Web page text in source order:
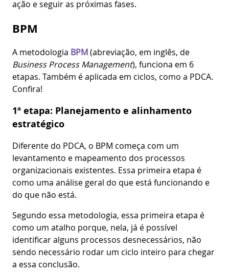
ação e seguir as próximas fases.
BPM
A metodologia BPM(abreviação, em inglês, de
Business Process Management), funciona em 6
etapas. Também é aplicada em ciclos, como a PDCA.
Confira!
1ª etapa: Planejamento e alinhamento
estratégico
Diferente do PDCA, o BPM começa com um
levantamento e mapeamento dos processos
organizacionais existentes. Essa primeira etapa é
como uma análise geral do que está funcionando e
do que não está.
Segundo essa metodologia, essa primeira etapa é
como um atalho porque, nela, já é possível
identificar alguns processos desnecessários, não
sendo necessário rodar um ciclo inteiro para chegar
a essa conclusão.